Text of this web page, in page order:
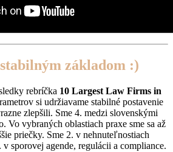
základom :)
rebríčka 10 Largest Law Firms in
si udržiavame stabilné postavenie
zlepšili. Sme 4. medzi slovenskými
Vo vybraných oblastiach praxe sme sa až
priečky. Sme 2. v nehnuteľnostiach
sporovej agende, regulácii a compliance.